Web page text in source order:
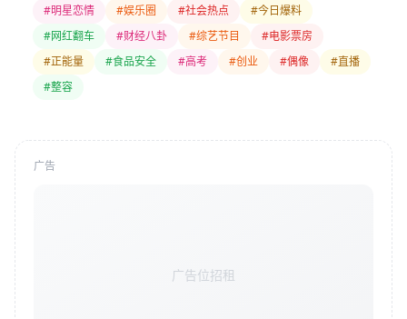
#明星恋情 #娱乐圈 #社会热点
#今日爆料
#网红翻车
#财经八卦 #综艺节目
#电影票房
#正能量
#食品安全 #高考 #创业 #偶像
#直播
#整容
广告
广告位招租